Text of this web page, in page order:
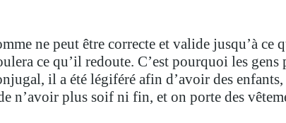
ne peut être correcte et valide jusqu’à
ce qu’il redoute. C’est pourquoi les
il a été légiféré afin d’avoir des
n’avoir plus soif ni fin, et on porte des